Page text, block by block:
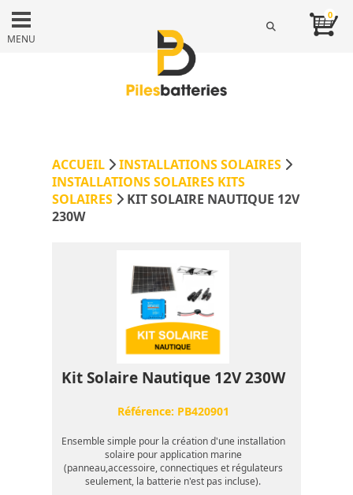
MENU
0
ACCUEIL
INSTALLATIONS SOLAIRES
INSTALLATIONS SOLAIRES KITS
SOLAIRES
KIT SOLAIRE NAUTIQUE 12V
230W
Kit Solaire Nautique 12V 230W
Référence: PB420901
Ensemble simple pour la création d'une installation
solaire pour application marine
(panneau,accessoire, connectiques et régulateurs
seulement, la batterie n'est pas incluse).